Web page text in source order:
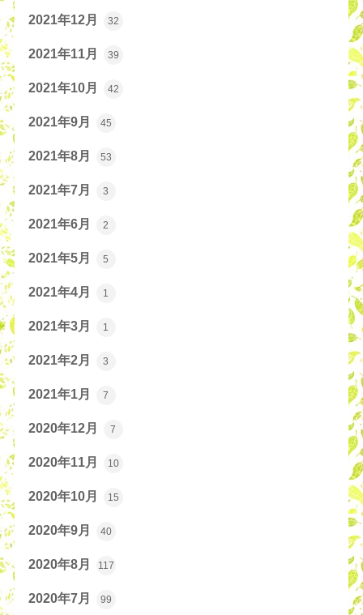
2021年12月 32
2021年11月 39
2021年10月 42
2021年9月 45
2021年8月 53
2021年7月 3
2021年6月 2
2021年5月 5
2021年4月 1
2021年3月 1
2021年2月 3
2021年1月 7
2020年12月 7
2020年11月 10
2020年10月 15
2020年9月 40
2020年8月 117
2020年7月 99